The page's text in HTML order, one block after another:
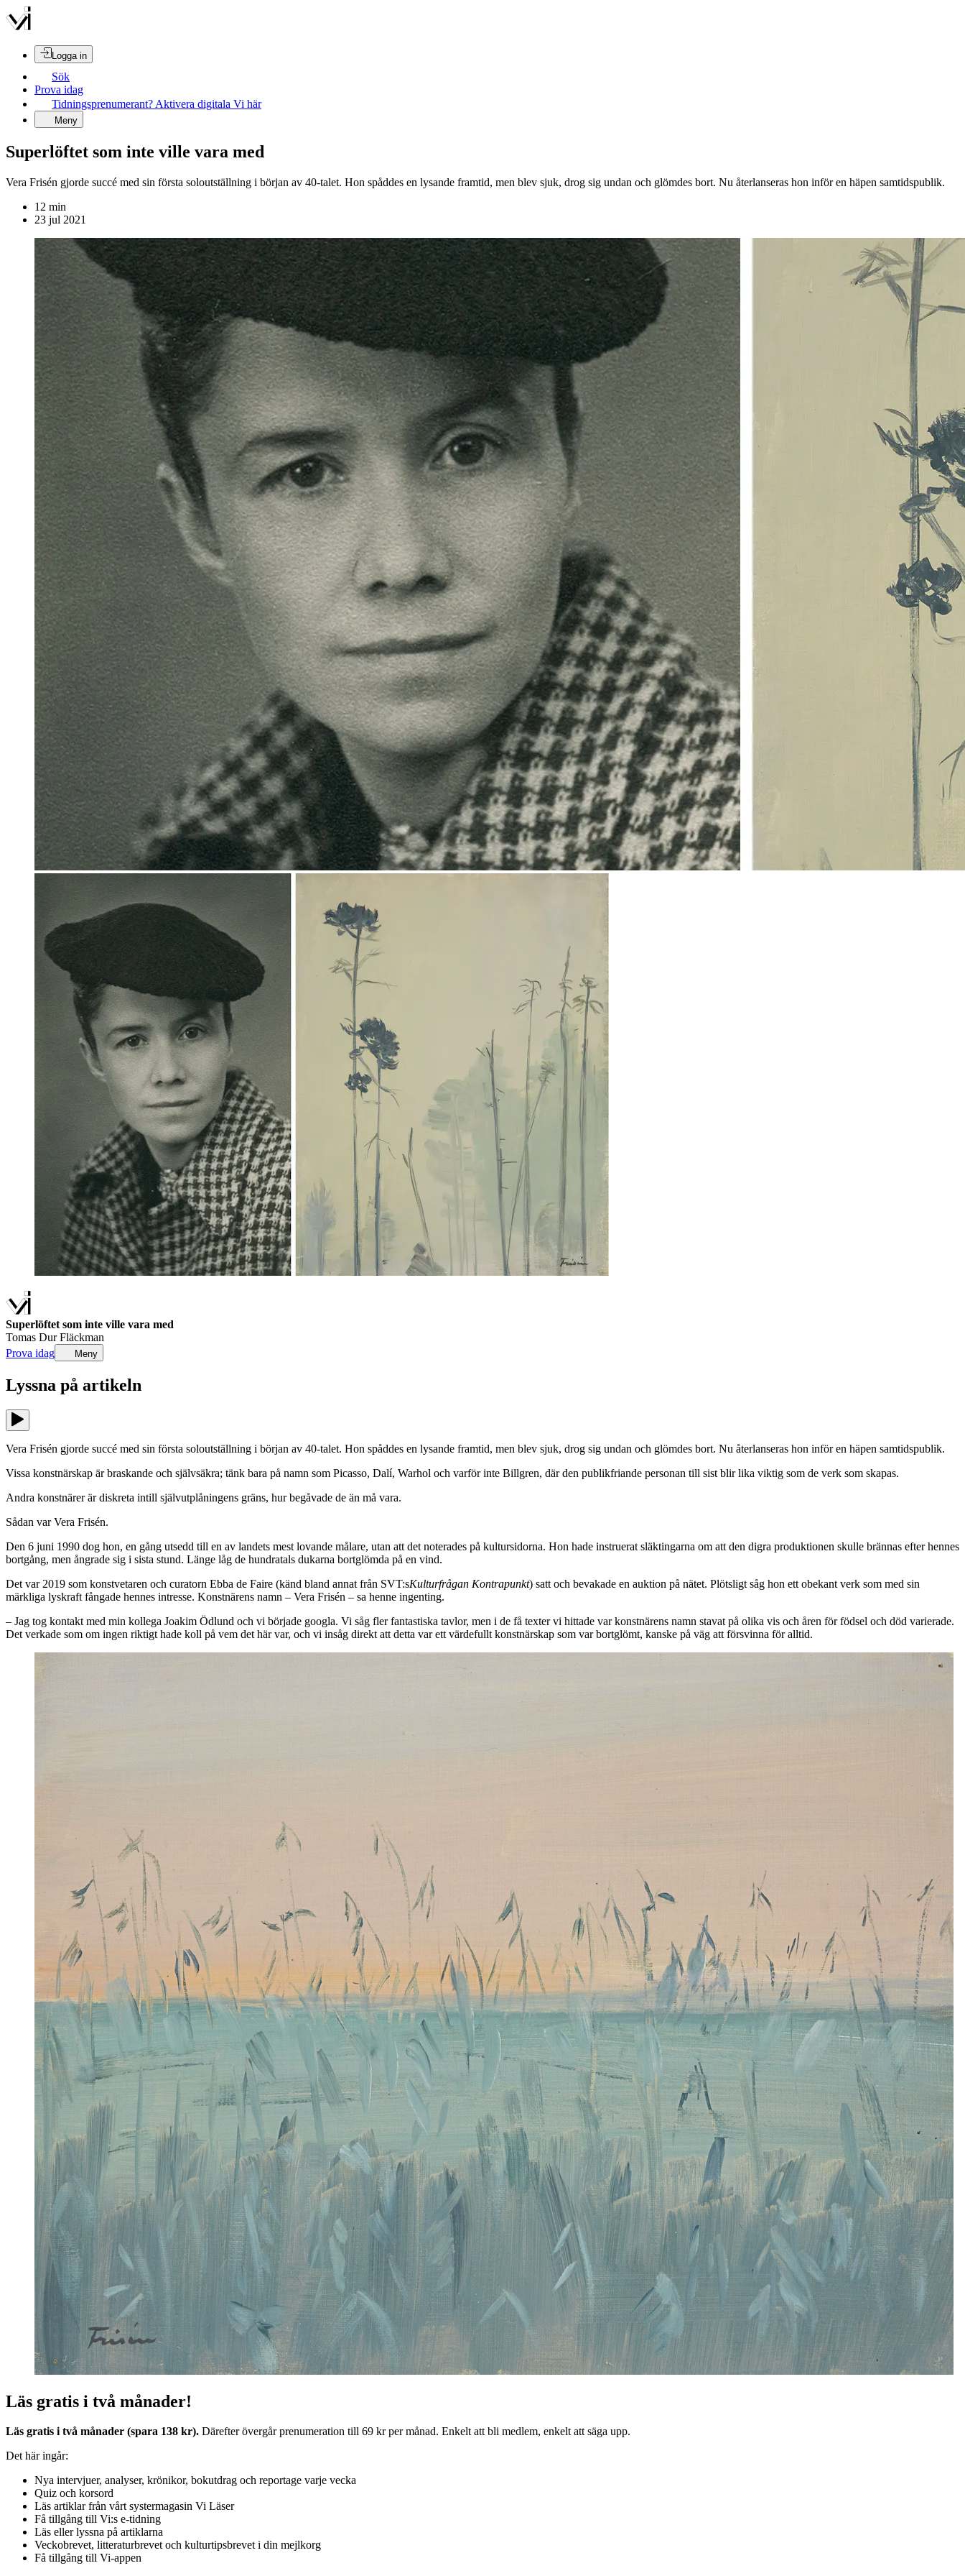
Logga in
Sök
Prova idag
Tidningsprenumerant? Aktivera digitala Vi här
Meny
Superlöftet som inte ville vara med
Vera Frisén gjorde succé med sin första soloutställning i början av 40-talet. Hon spåddes en lysande framtid, men blev sjuk, drog sig undan och glömdes bort. Nu återlanseras hon inför en häpen samtidspublik.
12 min
23 jul 2021
Superlöftet som inte ville vara med
Tomas Dur Fläckman
Prova idag
Meny
Lyssna på artikeln
Vera Frisén gjorde succé med sin första soloutställning i början av 40-talet. Hon spåddes en lysande framtid, men blev sjuk, drog sig undan och glömdes bort. Nu återlanseras hon inför en häpen samtidspublik.
Vissa konstnärskap är braskande och självsäkra; tänk bara på namn som Picasso, Dalí, Warhol och varför inte Billgren, där den publikfriande personan till sist blir lika viktig som de verk som skapas.
Andra konstnärer är diskreta intill självutplåningens gräns, hur begåvade de än må vara.
Sådan var Vera Frisén.
Den 6 juni 1990 dog hon, en gång utsedd till en av landets mest lovande målare, utan att det noterades på kultursidorna. Hon hade instruerat släktingarna om att den digra produktionen skulle brännas efter hennes
bortgång, men ångrade sig i sista stund. Länge låg de hundratals dukarna bortglömda på en vind.
Det var 2019 som konstvetaren och curatorn Ebba de Faire (känd bland annat från SVT:sKulturfrågan Kontrapunkt) satt och bevakade en auktion på nätet. Plötsligt såg hon ett obekant verk som med sin
märkliga lyskraft fångade hennes intresse. Konstnärens namn – Vera Frisén – sa henne ingenting.
– Jag tog kontakt med min kollega Joakim Ödlund och vi började googla. Vi såg fler fantastiska tavlor, men i de få texter vi hittade var konstnärens namn stavat på olika vis och åren för födsel och död varierade.
Det verkade som om ingen riktigt hade koll på vem det här var, och vi insåg direkt att detta var ett värdefullt konstnärskap som var bortglömt, kanske på väg att försvinna för alltid.
Läs gratis i två månader!
Läs gratis i två månader (spara 138 kr). Därefter övergår prenumeration till 69 kr per månad. Enkelt att bli medlem, enkelt att säga upp.
Det här ingår:
Nya intervjuer, analyser, krönikor, bokutdrag och reportage varje vecka
Quiz och korsord
Läs artiklar från vårt systermagasin Vi Läser
Få tillgång till Vi:s e-tidning
Läs eller lyssna på artiklarna
Veckobrevet, litteraturbrevet och kulturtipsbrevet i din mejlkorg
Få tillgång till Vi-appen